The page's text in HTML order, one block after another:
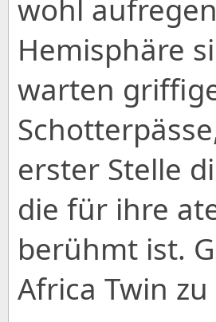
wohl
Hemisphäre
warten
erster Stelle
die für ihre
berühmt ist.
Africa Twin